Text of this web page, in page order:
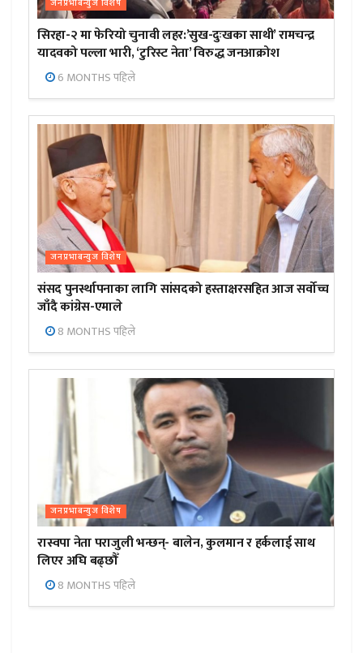
सिरहा-२ मा फेरियो चुनावी लहर:’सुख-दुःखका साथी’ रामचन्द्र
यादवको पल्ला भारी, ‘टुरिस्ट नेता’ विरुद्ध जनआक्रोश
6 MONTHS पहिले
जनप्रभाबन्युज विशेष
संसद पुनर्स्थापनाका लागि सांसदको हस्ताक्षरसहित आज सर्वोच्च
जाँदै कांग्रेस-एमाले
8 MONTHS पहिले
जनप्रभाबन्युज विशेष
रास्वपा नेता पराजुली भन्छन्- बालेन, कुलमान र हर्कलाई साथ
लिएर अघि बढ्छौँ
8 MONTHS पहिले